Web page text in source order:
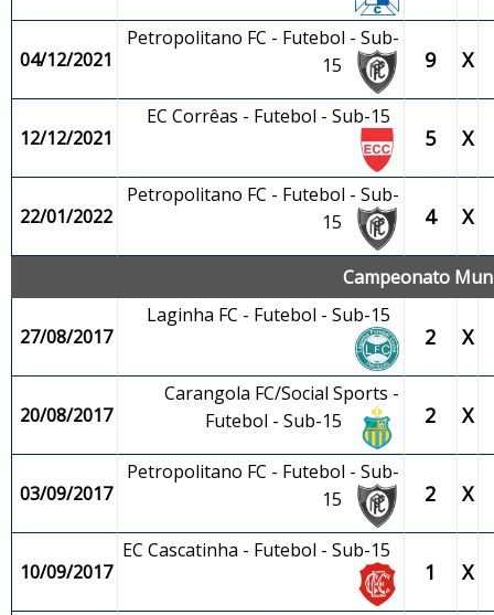
04/12/2021
Petropolitano FC - Futebol - Sub-
15
9 X
12/12/2021
EC Corrêas - Futebol - Sub-15
5 X
22/01/2022
Petropolitano FC - Futebol - Sub-
15
4 X
Campeonato
27/08/2017
Laginha FC - Futebol - Sub-15
2 X
20/08/2017
Carangola FC/Social Sports -
Futebol - Sub-15
2 X
03/09/2017
Petropolitano FC - Futebol - Sub-
15
2 X
10/09/2017
EC Cascatinha - Futebol - Sub-15
1 X